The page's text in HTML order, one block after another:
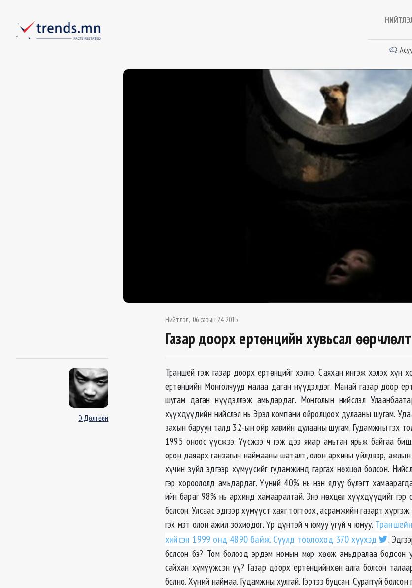
Нийтлэл 06 сарын 24, 2015
Газар доорх ертөнцийн хувьсал өөрчлөлт
Э.Дөлгөөн
Траншей гэж газар доорх ертөнцийг хэлнэ. Саяхан ингэж хэлэх хүн
ертөнцийн Монголчууд малаа даган нүүдэлдэг. Манай газар доор
шугам даган нүүдэллэж амьдардаг. Монголын нийслэл
хүүхдүүдийн нийслэл нь Эрэл компани ойролцоох дулааны шугам.
захын баруун талд 32-ын ойр хавийн дулааны шугам. Гудамжны гэх
1995 оноос үүсжээ. Үүсжээ ч гэж дээ ямар амьтан ярьж байгаа
орон даяарх ганзагын наймааны шаталт, олон архины үйлдвэр, ажлын
хүчин зүйл эдгээр хүмүүсийг гудамжинд гаргах нөхцөл болсон.
гэр хороололд амьдардаг. Үүний 40% нь нэн ядуу бүлэгт
ийн бараг 98% нь архинд хамааралтай. Энэ нөхцөл хүүхдүүдийг
болсон. Улсаас эдгээр хүмүүст хаяг тогтоох, асрамжийн газарт хүргэж
гэх мэт олон ажил зохиодог. Үр дүнтэй ч юмуу үгүй ч юмуу.
хийсэн 1999 онд 4890 байж. Сүүлд тоолоход 370 хүүхэд
.
болсон бэ? Том болоод эрдэм номын мөр хөөж амьдралаа бодсон
сайхан хүмүүжсэн үү? Газар доорх ертөнцийнхөн алга болсон
болно. Хүний наймаа. Гудамжны хулгай. Гэртээ буцсан. Сураггүй болсон